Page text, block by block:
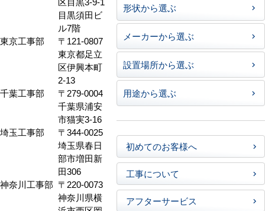
目黒須田ビ
ル7階
東京工事部
〒121-0807
東京都足立
区伊興本町
2-13
千葉工事部
〒279-0004
千葉県浦安
市猫実3-16
埼玉工事部
〒344-0025
埼玉県春日
部市増田新
田306
神奈川工事部 〒220-0073
神奈川県横
形状から選ぶ
メーカーから選ぶ
設置場所から選ぶ
用途から選ぶ
初めてのお客様へ
工事について
アフターサービス